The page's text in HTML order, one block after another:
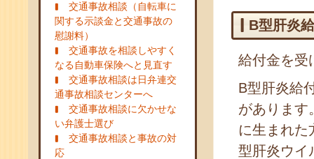
交通事故相談（自転車に
関する示談金と交通事故の
慰謝料）
交通事故を相談しやすく
なる自動車保険へと見直す
交通事故相談は日弁連交
通事故相談センターへ
交通事故相談に欠かせな
い弁護士選び
交通事故相談と事故の対
応
B型肝炎
給付金を受
B型肝炎給
があります
に生まれた
型肝炎ウイ